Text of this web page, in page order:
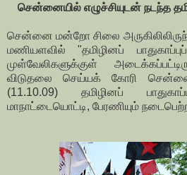
சென்னையில் எழுச்சியுடன் நடந்த
சென்னை மன்றோ சிலை
மணியளவில் "தமிழினப்
முள்வேலிகளுக்குள்
விடுதலை செய்யக் கோரி
(11.10.09) தமிழினப்
மாநாட்டையொட்டி, பேரணியும்